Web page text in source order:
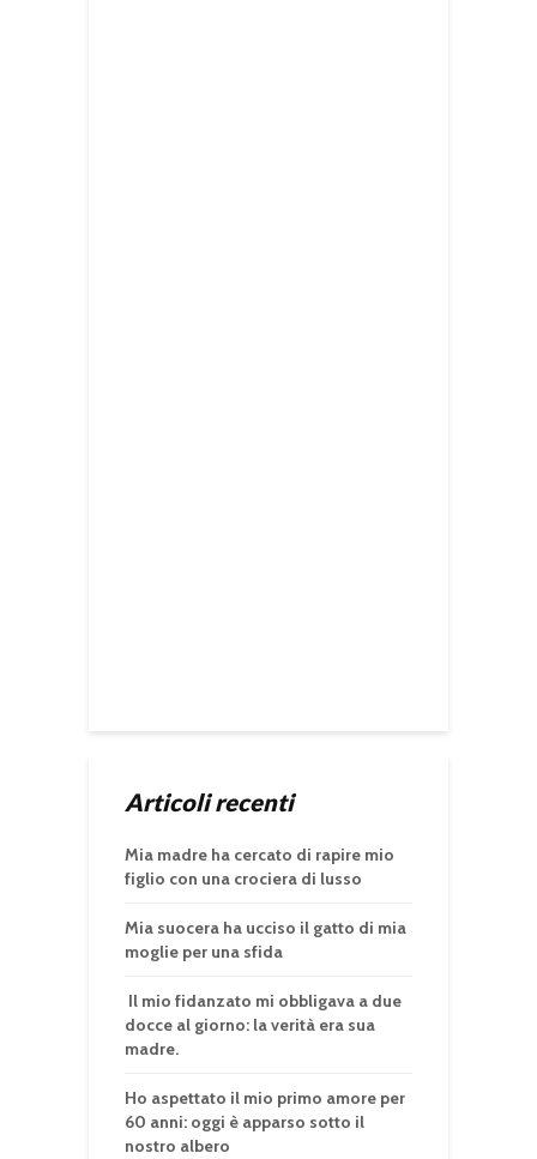
Articoli recenti
Mia madre ha cercato di rapire mio
figlio con una crociera di lusso
Mia suocera ha ucciso il gatto di mia
moglie per una sfida
Il mio fidanzato mi obbligava a due
docce al giorno: la verità era sua
madre.
Ho aspettato il mio primo amore per
60 anni: oggi è apparso sotto il
nostro albero